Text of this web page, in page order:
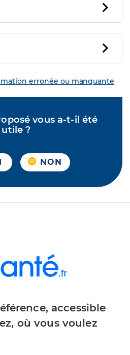
erronée ou manquante
vous a-t-il été
utile ?
NON
accessible
où vous voulez